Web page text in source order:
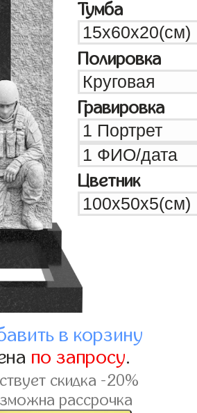
Тумба
Полировка
Гравировка
Цветник
в корзину
по запросу.
скидка -20%
рассрочка